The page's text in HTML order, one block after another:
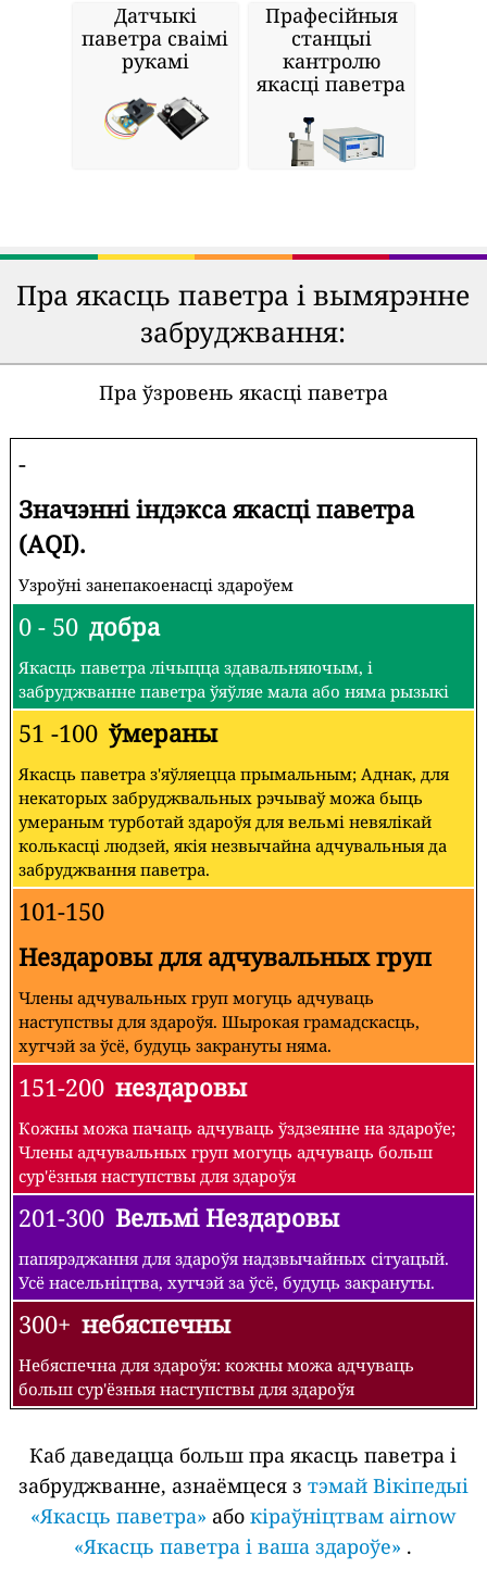
Датчыкі
паветра сваімі
рукамі
Прафесійныя
станцыі
кантролю
якасці паветра
Пра якасць паветра і вымярэнне
забруджвання:
Пра ўзровень якасці паветра
-
Значэнні індэкса якасці паветра
(AQI).
Узроўні занепакоенасці здароўем
0 - 50 добра
Якасць паветра лічыцца здавальняючым, і
забруджванне паветра ўяўляе мала або няма рызыкі
51 -100 ўмераны
Якасць паветра з'яўляецца прымальным; Аднак, для
некаторых забруджвальных рэчываў можа быць
умераным турботай здароўя для вельмі невялікай
колькасці людзей, якія незвычайна адчувальныя да
забруджвання паветра.
101-150
Нездаровы для адчувальных груп
Члены адчувальных груп могуць адчуваць
наступствы для здароўя. Шырокая грамадскасць,
хутчэй за ўсё, будуць закрануты няма.
151-200 нездаровы
Кожны можа пачаць адчуваць ўздзеянне на здароўе;
Члены адчувальных груп могуць адчуваць больш
сур'ёзныя наступствы для здароўя
201-300 Вельмі Нездаровы
папярэджання для здароўя надзвычайных сітуацый.
Усё насельніцтва, хутчэй за ўсё, будуць закрануты.
300+ небяспечны
Небяспечна для здароўя: кожны можа адчуваць
больш сур'ёзныя наступствы для здароўя
Каб даведацца больш пра якасць паветра і
забруджванне, азнаёмцеся з тэмай Вікіпедыі
«Якасць паветра» або кіраўніцтвам airnow
«Якасць паветра і ваша здароўе» .